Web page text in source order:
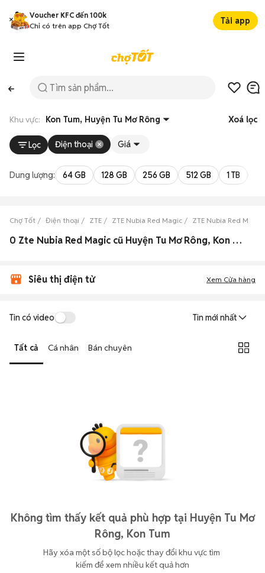
Voucher KFC đến 100k
Chỉ có trên app Chợ Tốt
Tải app
Khu vực: Kon Tum, Huyện Tu Mơ Rông Xoá lọc
Lọc Điện thoại Giá
Dung lượng: 64 GB 128 GB 256 GB 512 GB 1 TB
Chợ Tốt Điện thoại ZTE ZTE Nubia Red Magic ZTE Nubia Red Magic
0 Zte Nubia Red Magic cũ Huyện Tu Mơ Rông, Kon Tum đẹp
Siêu thị điện tử Xem Cửa hàng
Tin có video Tin mới nhất
Tất cả Cá nhân Bán chuyên
Không tìm thấy kết quả phù hợp tại Huyện Tu Mơ
Rông, Kon Tum
Hãy xóa một số bộ lọc hoặc thay đổi khu vực tìm
kiếm để xem nhiều kết quả hơn